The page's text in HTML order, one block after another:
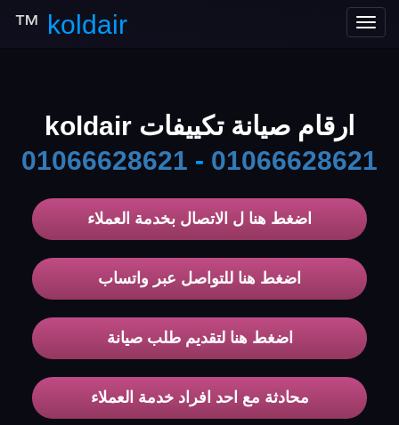
Toggle
koldair
™
ارقام صيانة تكييفات koldair
01066628621 - 01066628621
اضغط هنا ل الاتصال بخدمة العملاء
اضغط هنا للتواصل عبر واتساب
اضغط هنا لتقديم طلب صيانة
محادثة مع احد افراد خدمة العملاء